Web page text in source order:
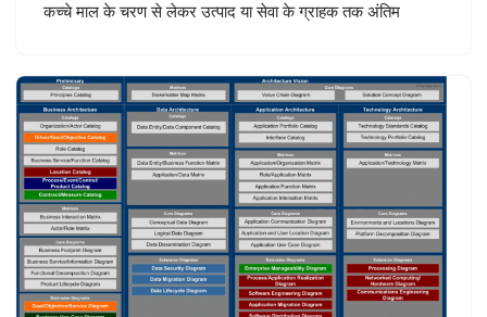
कच्चे माल के चरण से लेकर उत्पाद या सेवा के ग्राहक तक अंतिम